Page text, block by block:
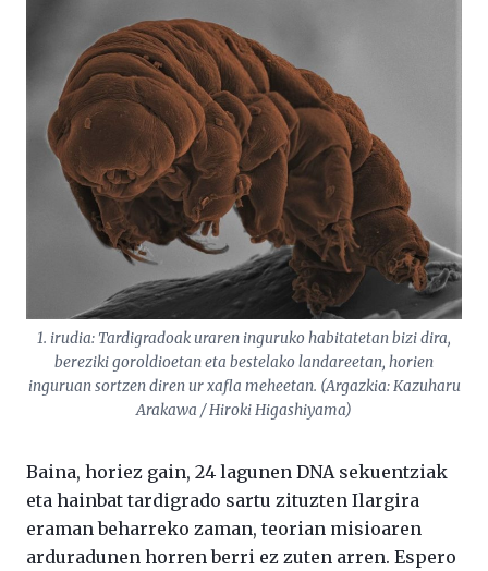
1. irudia: Tardigradoak uraren inguruko habitatetan bizi dira,
bereziki goroldioetan eta bestelako landareetan, horien
inguruan sortzen diren ur xafla meheetan. (Argazkia: Kazuharu
Arakawa / Hiroki Higashiyama)
Baina, horiez gain, 24 lagunen DNA sekuentziak
eta hainbat tardigrado sartu zituzten Ilargira
eraman beharreko zaman, teorian misioaren
arduradunen horren berri ez zuten arren. Espero